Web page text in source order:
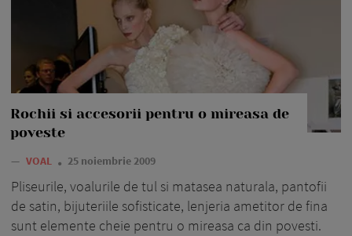
Rochii si accesorii pentru o mireasa de
poveste
— VOAL 25 noiembrie 2009
Pliseurile, voalurile de tul si matasea naturala, pantofii
de satin, bijuteriile sofisticate, lenjeria ametitor de fina
sunt elemente cheie pentru o mireasa ca din povesti.